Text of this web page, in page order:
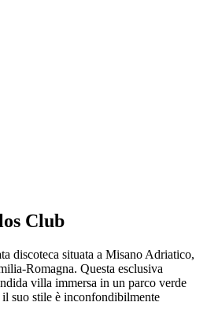
Club
discoteca situata a Misano Adriatico,
Romagna. Questa esclusiva
villa immersa in un parco verde
suo stile è inconfondibilmente